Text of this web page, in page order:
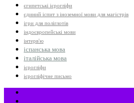
єгипетські ієрогліфи
єдиний іспит з іноземної мови для магістрів
ігри для поліглотів
індоєвропейські мови
інтерв'ю
іспанська мова
італійська мова
ієрогліфи
ієрогліфічне письмо